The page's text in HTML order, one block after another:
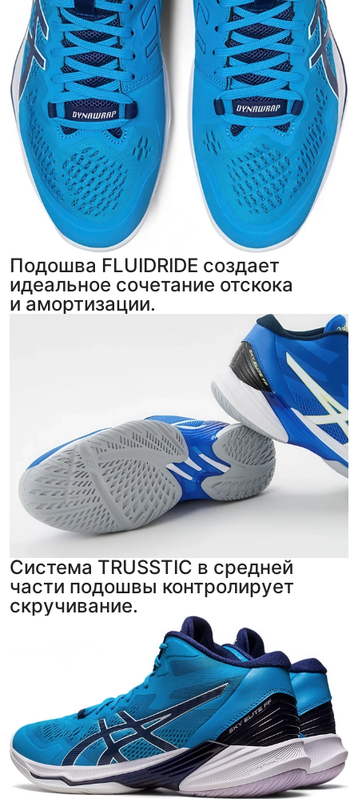
Подошва FLUIDRIDE создает
идеальное сочетание отскока
и амортизации.
Система TRUSSTIC в средней
части подошвы контролирует
скручивание.